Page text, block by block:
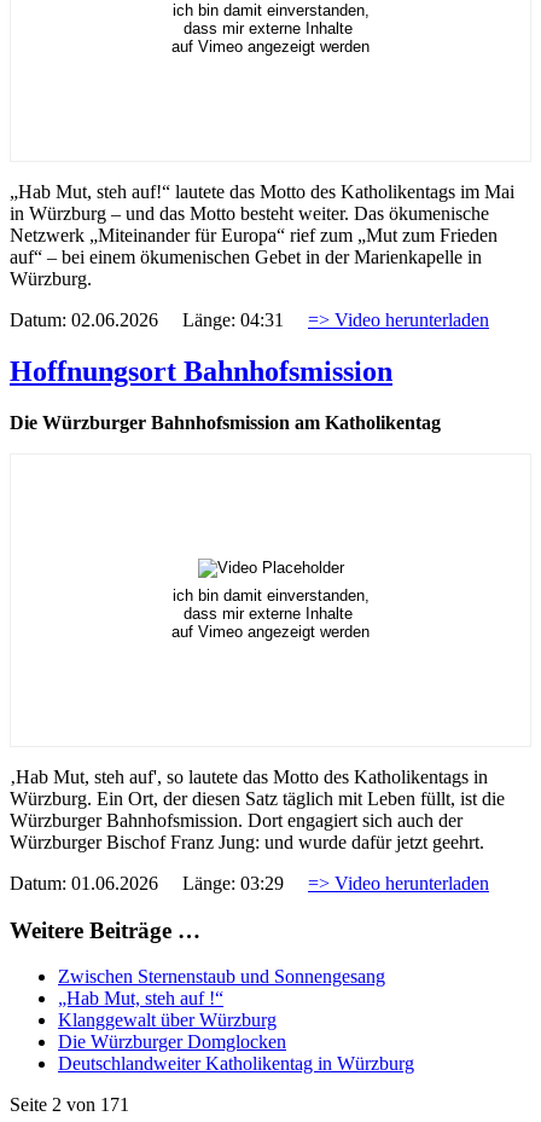
ich bin damit einverstanden,
dass mir externe Inhalte
auf Vimeo angezeigt werden
„Hab Mut, steh auf!“ lautete das Motto des Katholikentags im Mai
in Würzburg – und das Motto besteht weiter. Das ökumenische
Netzwerk „Miteinander für Europa“ rief zum „Mut zum Frieden
auf“ – bei einem ökumenischen Gebet in der Marienkapelle in
Würzburg.
Datum: 02.06.2026 Länge: 04:31 => Video herunterladen
Hoffnungsort Bahnhofsmission
Die Würzburger Bahnhofsmission am Katholikentag
ich bin damit einverstanden,
dass mir externe Inhalte
auf Vimeo angezeigt werden
‚Hab Mut, steh auf', so lautete das Motto des Katholikentags in
Würzburg. Ein Ort, der diesen Satz täglich mit Leben füllt, ist die
Würzburger Bahnhofsmission. Dort engagiert sich auch der
Würzburger Bischof Franz Jung: und wurde dafür jetzt geehrt.
Datum: 01.06.2026 Länge: 03:29 => Video herunterladen
Weitere Beiträge …
Zwischen Sternenstaub und Sonnengesang
„Hab Mut, steh auf !“
Klanggewalt über Würzburg
Die Würzburger Domglocken
Deutschlandweiter Katholikentag in Würzburg
Seite 2 von 171